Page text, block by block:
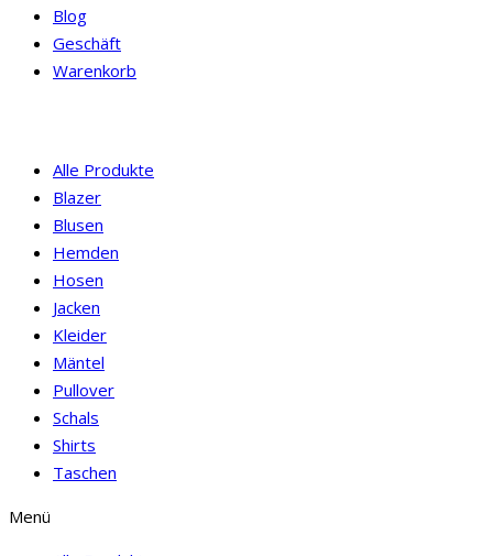
Blog
Geschäft
Warenkorb
Alle Produkte
Blazer
Blusen
Hemden
Hosen
Jacken
Kleider
Mäntel
Pullover
Schals
Shirts
Taschen
Menü